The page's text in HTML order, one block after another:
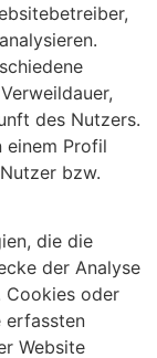
des Nutzers.
einem Profil
bzw.
die die
der Analyse
Cookies oder
erfassten
Website